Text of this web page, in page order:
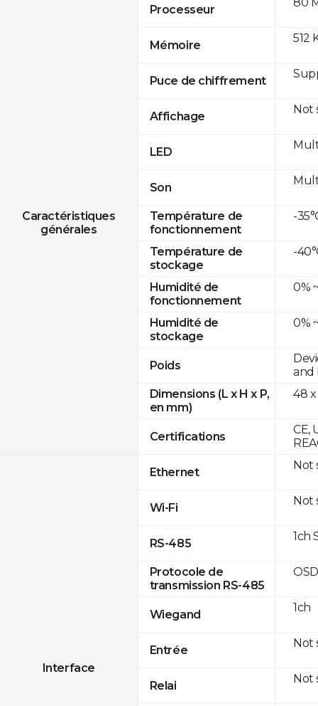
Caractéristiques
générales
Processeur
Mémoire
Puce de chiffrement
Affichage
LED
Son
Température de
fonctionnement
Température de
stockage
Humidité de
fonctionnement
Humidité de
stockage
Poids
Dimensions (L x H x P,
en mm)
Certifications
Interface
Ethernet
Wi-Fi
RS-485
Protocole de
transmission RS-485
Wiegand
Entrée
Relai
512
Not
-
-
0%
0%
and
48 x
CE,
Not
Not
1ch
1ch
Not
Not